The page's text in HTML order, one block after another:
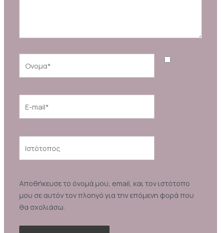
mail*
Αποθήκευσε το όνομά μου, email, και τον ιστότοπο
μου σε αυτόν τον πλοηγό για την επόμενη φορά που
θα σχολιάσω.